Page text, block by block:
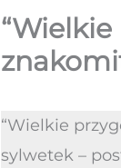
“Wielkie
sylwetek –